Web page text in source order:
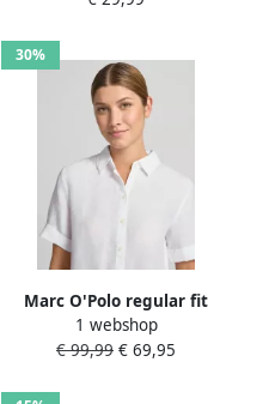
30%
Marc O'Polo regular fit
blouse van puur linnen
1 webshop
€ 99,99 € 69,95